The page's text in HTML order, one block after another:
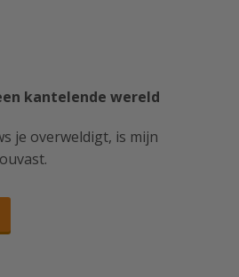
kantelende wereld
je overweldigt, is mijn